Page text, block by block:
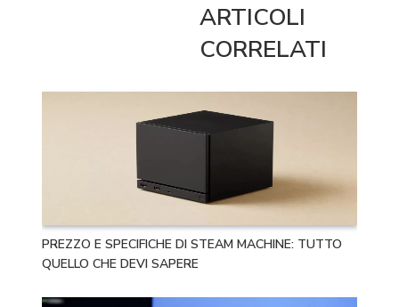
ARTICOLI
CORRELATI
PREZZO E SPECIFICHE DI STEAM MACHINE: TUTTO
QUELLO CHE DEVI SAPERE